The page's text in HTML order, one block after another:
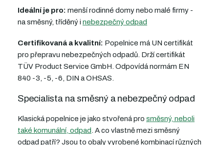
Ideální je pro: menší rodinné domy nebo malé firmy -
na směsný, tříděný i nebezpečný odpad
Certifikovaná a kvalitní: Popelnice má UN certifikát
pro přepravu nebezpečných odpadů. Drží certifikát
TÜV Product Service GmbH. Odpovídá normám EN
840 -3, -5, -6, DIN a OHSAS.
Specialista na směsný a nebezpečný odpad
Klasická popelnice je jako stvořená pro směsný, neboli
také komunální, odpad . A co vlastně mezi směsný
odpad patří? Jsou to obaly vyrobené kombinací různých